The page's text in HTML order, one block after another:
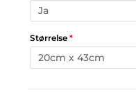
Størrelse *